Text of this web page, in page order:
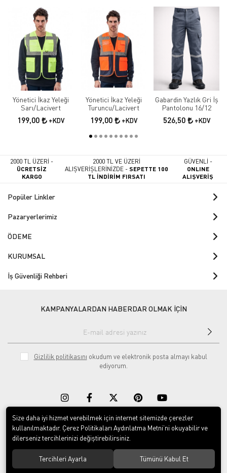
Yönetici İkaz Yeleği
Sarı/Lacivert
199,00 +KDV
Yönetici İkaz Yeleği
Turuncu/Lacivert
199,00 +KDV
Gabardin Yazlık Gri İş
Pantolonu 16/12
526,50 +KDV
2000 TL ÜZERİ -
ÜCRETSİZ
KARGO
2000 TL VE ÜZERİ
ALIŞVERİŞLERİNİZDE -SEPETTE 100
TL İNDİRİM FIRSATI
GÜVENLİ -
ONLINE
ALIŞVERİŞ
Popüler Linkler
Pazaryerlerimiz
ÖDEME
KURUMSAL
İş Güvenliği Rehberi
KAMPANYALARDAN HABERDAR OLMAK İÇİN
Gizlilik politikasını okudum ve elektronik posta almayı kabul
ediyorum.
Download on the
Size daha iyi hizmet verebilmek için internet sitemizde çerezler
kullanılmaktadır. Çerez Politikaları Aydınlatma Metni’ni okuyabilir ve
dilerseniz tercihlerinizi değiştirebilirsiniz.
Tercihleri Ayarla Tümünü Kabul Et